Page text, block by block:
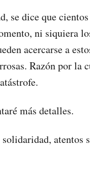
se dice que
ni siquiera
acercarse a
Razón por la
más detalles.
atentos